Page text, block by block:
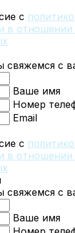
с
в отношении
свяжемся с
Ваше имя
Номер
Email
с
в отношении
свяжемся с
Ваше имя